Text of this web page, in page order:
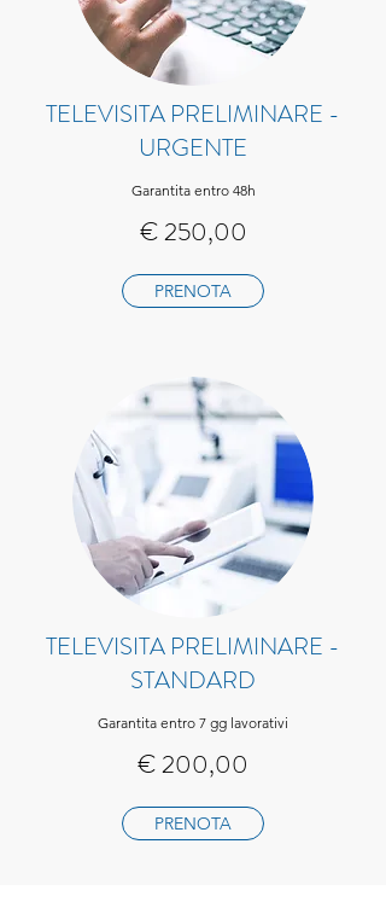
TELEVISITA PRELIMINARE -
URGENTE
Garantita entro 48h
€ 250,00
PRENOTA
TELEVISITA PRELIMINARE -
STANDARD
Garantita entro 7 gg lavorativi
€ 200,00
PRENOTA